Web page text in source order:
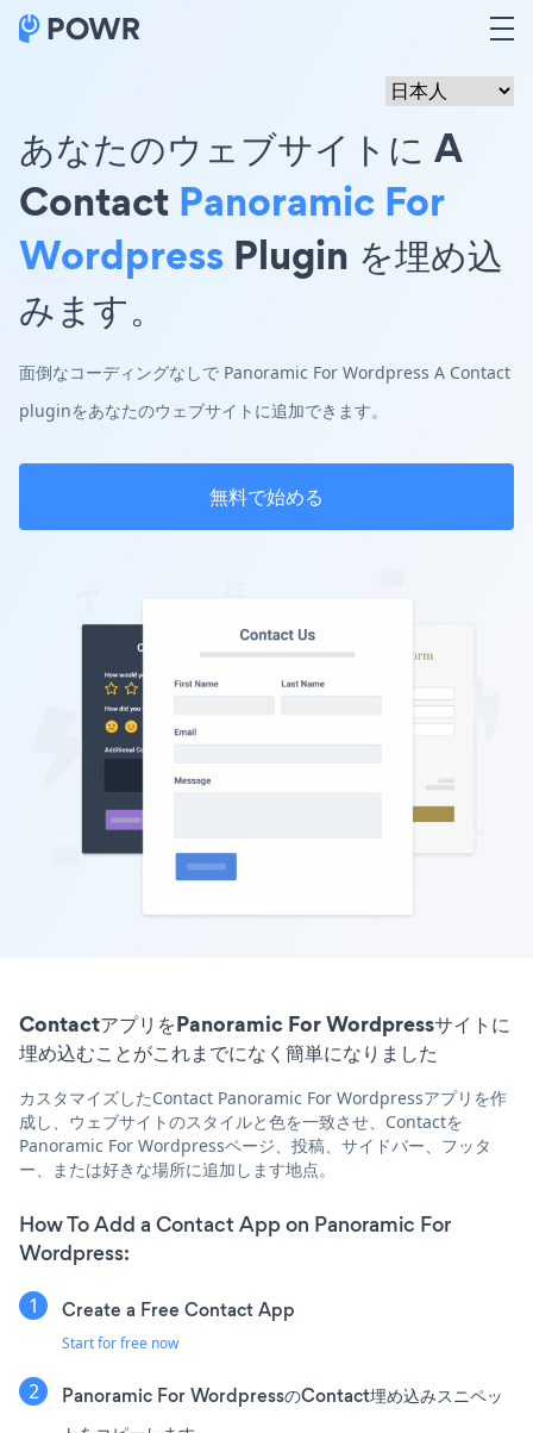
あなたのウェブサイトに A
Contact Panoramic For
Wordpress Plugin を埋め込
みます。
面倒なコーディングなしで Panoramic For Wordpress A Contact
pluginをあなたのウェブサイトに追加できます。
無料で始める
ContactアプリをPanoramic For Wordpressサイトに
埋め込むことがこれまでになく簡単になりました
カスタマイズしたContact Panoramic For Wordpressアプリを作
成し、ウェブサイトのスタイルと色を一致させ、Contactを
Panoramic For Wordpressページ、投稿、サイドバー、フッタ
ー、または好きな場所に追加します地点。
How To Add a Contact App on Panoramic For
Wordpress:
Create a Free Contact App
Start for free now
Panoramic For WordpressのContact埋め込みスニペッ